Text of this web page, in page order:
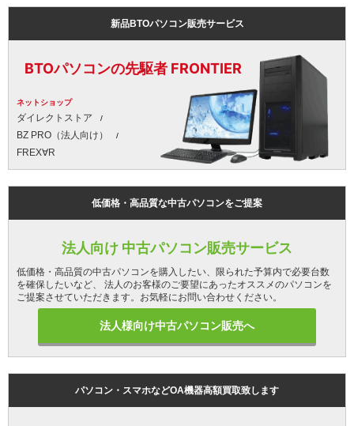
新品BTOパソコン販売サービス
BTOパソコンの先駆者 FRONTIER
ネットショップ
ダイレクトストア
BZ PRO（法人向け）
FREX∀R
低価格・高品質な中古パソコンをご提案
法人向け 中古パソコン販売サービス
低価格・高品質の中古パソコンを購入したい、限られた予算内で必要台数
を確保したいなど、 法人のお客様のご要望にあったオススメのパソコンを
ご提案させていただきます。お気軽にお問い合わせください。
法人様向け中古パソコン販売へ
パソコン・スマホなどOA機器高額買取致します